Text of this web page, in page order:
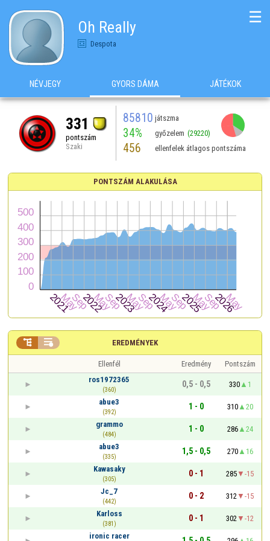
Oh Really
Despota
☰
NÉVJEGY GYORS DÁMA JÁTÉKOK
331
pontszám
Szaki
85810 játszma
34% győzelem (29220)
456 ellenfelek átlagos pontszáma
PONTSZÁM ALAKULÁSA
EREDMÉNYEK
 
Ellenfél Eredmény
Pontszám
ros1972365
(360)
0,5 - 0,5 330
1
abue3
(392)
1 - 0 310
20
grammo
(484)
1 - 0 286
24
abue3
(335)
1,5 - 0,5 270
16
Kawasaky
(305)
0 - 1 285
-15
Jc_7
(442)
0 - 2 312
-15
Karloss
(381)
0 - 1 302
-12
ironic racer